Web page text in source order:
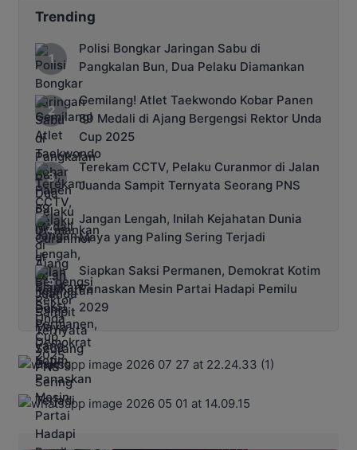
Trending
Polisi Bongkar Jaringan Sabu di
Pangkalan Bun, Dua Pelaku Diamankan
Gemilang! Atlet Taekwondo Kobar Panen
89 Medali di Ajang Bergengsi Rektor Unda
Cup 2025
Terekam CCTV, Pelaku Curanmor di Jalan
Juanda Sampit Ternyata Seorang PNS
Jangan Lengah, Inilah Kejahatan Dunia
Maya yang Paling Sering Terjadi
Siapkan Saksi Permanen, Demokrat Kotim
Panaskan Mesin Partai Hadapi Pemilu
2029